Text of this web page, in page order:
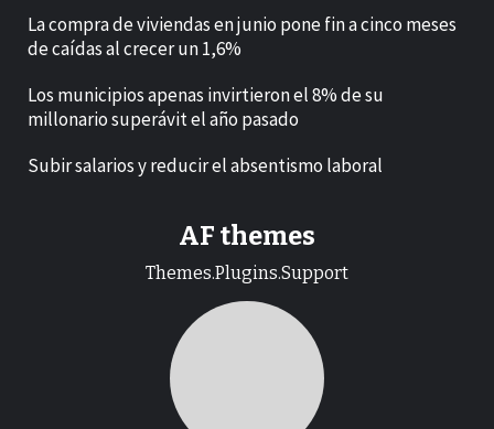
La compra de viviendas en junio pone fin a cinco meses
de caídas al crecer un 1,6%
Los municipios apenas invirtieron el 8% de su
millonario superávit el año pasado
Subir salarios y reducir el absentismo laboral
AF themes
Themes.Plugins.Support